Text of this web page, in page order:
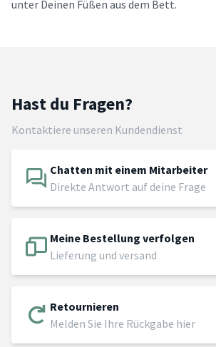
unter Deinen Füßen aus dem Bett.
Hast du Fragen?
Kontaktiere unseren Kundendienst
Chatten mit einem Mitarbeiter
Direkte Antwort auf deine Frage
Meine Bestellung verfolgen
Lieferung und versand
Retournieren
Melden Sie Ihre Rückgabe hier